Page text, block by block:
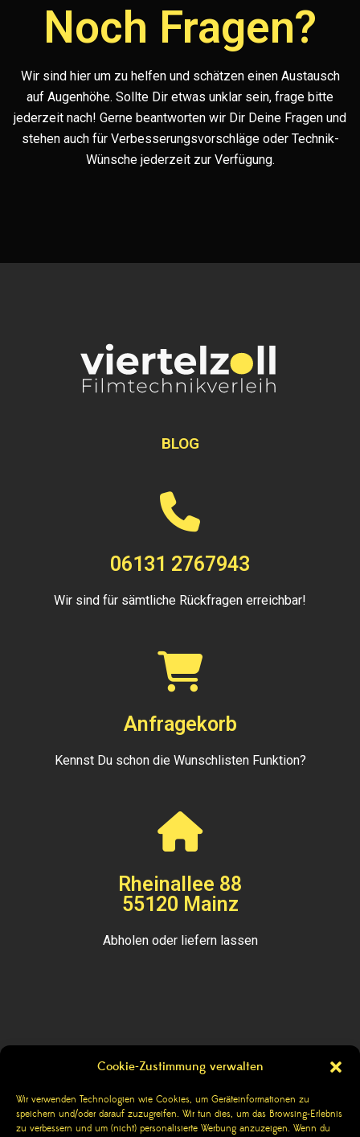
Cookie-Zustimmung verwalten
Wir verwenden Technologien wie Cookies, um Geräteinformationen zu
speichern und/oder darauf zuzugreifen. Wir tun dies, um das Browsing-Erlebnis
zu verbessern und um (nicht) personalisierte Werbung anzuzeigen. Wenn du
Noch Fragen?
Wir sind hier um zu helfen und schätzen einen Austausch
auf Augenhöhe. Sollte Dir etwas unklar sein, frage bitte
jederzeit nach! Gerne beantworten wir Dir Deine Fragen und
stehen auch für Verbesserungsvorschläge oder Technik-
Wünsche jederzeit zur Verfügung.
BLOG
06131 2767943
Wir sind für sämtliche Rückfragen erreichbar!
Anfragekorb
Kennst Du schon die Wunschlisten Funktion?
Rheinallee 88
55120 Mainz
Abholen oder liefern lassen
Impressum